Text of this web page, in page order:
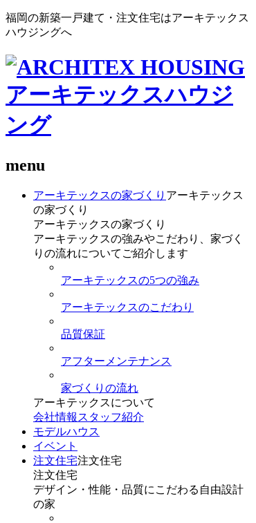
福岡の新築一戸建て・注文住宅はアーキテックス
ハウジングへ
menu
アーキテックスの家づくり アーキテックス
の家づくり
アーキテックスの家づくり
アーキテックスの強みやこだわり、家づく
りの流れについてご紹介します
アーキテックスの5つの強み
アーキテックスのこだわり
品質保証
アフターメンテナンス
家づくりの流れ
アーキテックスについて
会社情報 スタッフ紹介
モデルハウス
イベント
注文住宅注文住宅
注文住宅
デザイン・性能・品質にこだわる自由設計
の家